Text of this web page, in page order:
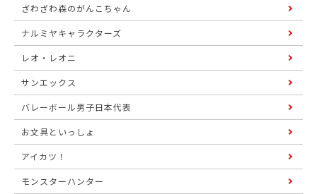
ざわざわ森のがんこちゃん
ナルミヤキャラクターズ
レオ・レオニ
サンエックス
バレーボール男子日本代表
お文具といっしょ
アイカツ！
モンスターハンター